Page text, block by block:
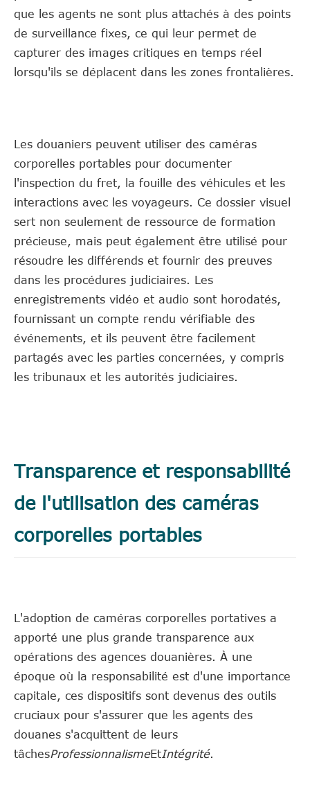
que les agents ne sont plus attachés à des points
de surveillance fixes, ce qui leur permet de
capturer des images critiques en temps réel
lorsqu'ils se déplacent dans les zones frontalières.
Les douaniers peuvent utiliser des caméras
corporelles portables pour documenter
l'inspection du fret, la fouille des véhicules et les
interactions avec les voyageurs. Ce dossier visuel
sert non seulement de ressource de formation
précieuse, mais peut également être utilisé pour
résoudre les différends et fournir des preuves
dans les procédures judiciaires. Les
enregistrements vidéo et audio sont horodatés,
fournissant un compte rendu vérifiable des
événements, et ils peuvent être facilement
partagés avec les parties concernées, y compris
les tribunaux et les autorités judiciaires.
Transparence et responsabilité
de l'utilisation des caméras
corporelles portables
L'adoption de caméras corporelles portatives a
apporté une plus grande transparence aux
opérations des agences douanières. À une
époque où la responsabilité est d'une importance
capitale, ces dispositifs sont devenus des outils
cruciaux pour s'assurer que les agents des
douanes s'acquittent de leurs
tâchesProfessionnalismeEtIntégrité.